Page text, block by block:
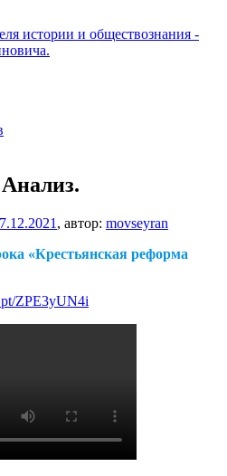
, автор: movseyran
«Крестьянская реформа
ZPE3yUN4i